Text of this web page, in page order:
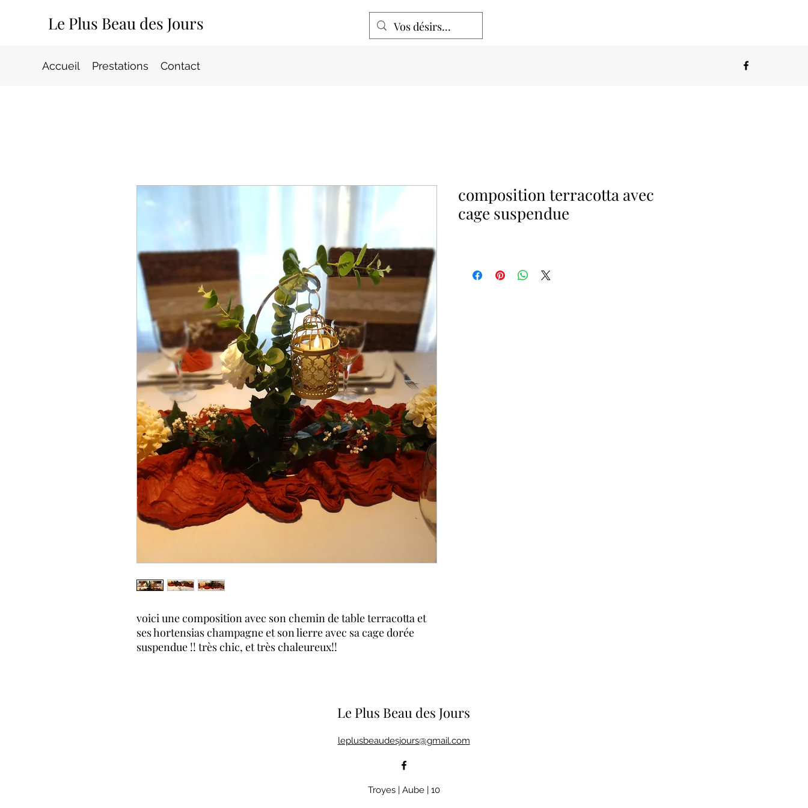
Le Plus Beau des Jours
Accueil Prestations Contact
voici une composition avec son chemin de table terracotta et
ses hortensias champagne et son lierre avec sa cage dorée
suspendue !! très chic, et très chaleureux!!
composition terracotta avec
cage suspendue
Le Plus Beau des Jours
leplusbeaudesjours@gmail.com
Troyes | Aube | 10